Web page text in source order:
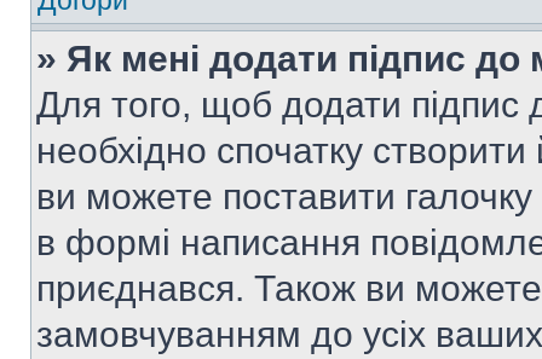
» Як мені додати підпис
Для того, щоб додати
необхідно спочатку
ви можете поставити
в формі написання
приєднався. Також ви
замовчуванням до усіх